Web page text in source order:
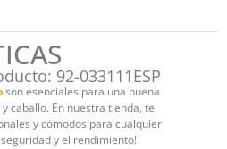
92-033111ESP
son esenciales para una buena
caballo. En nuestra tienda, te
y cómodos para cualquier
y el rendimiento!